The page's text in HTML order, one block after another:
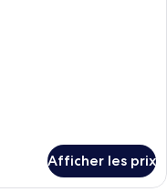
Afficher les prix